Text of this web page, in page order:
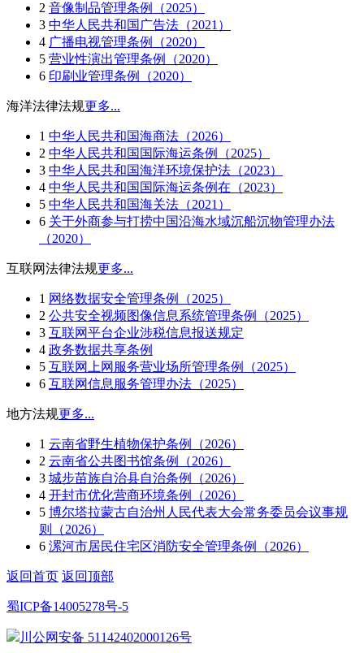
2 音像制品管理条例（2025）
3 中华人民共和国广告法（2021）
4 广播电视管理条例（2020）
5 营业性演出管理条例（2020）
6 印刷业管理条例（2020）
海洋法律法规更多...
1 中华人民共和国海商法（2026）
2 中华人民共和国国际海运条例（2025）
3 中华人民共和国海洋环境保护法（2023）
4 中华人民共和国国际海运条例在（2023）
5 中华人民共和国海关法（2021）
6 关于外商参与打捞中国沿海水域沉船沉物管理办法
（2020）
互联网法律法规更多...
1 网络数据安全管理条例（2025）
2 公共安全视频图像信息系统管理条例（2025）
3 互联网平台企业涉税信息报送规定
4 政务数据共享条例
5 互联网上网服务营业场所管理条例（2025）
6 互联网信息服务管理办法（2025）
地方法规更多...
1 云南省野生植物保护条例（2026）
2 云南省公共图书馆条例（2026）
3 城步苗族自治县自治条例（2026）
4 开封市优化营商环境条例（2026）
5 博尔塔拉蒙古自治州人民代表大会常务委员会议事规
则（2026）
6 漯河市居民住宅区消防安全管理条例（2026）
返回首页 返回顶部
蜀ICP备14005278号-5
川公网安备 51142402000126号